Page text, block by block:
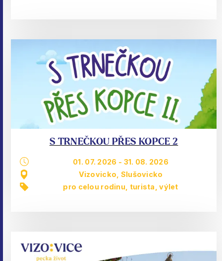
S TRNEČKOU PŘES KOPCE 2
01. 07. 2026 - 31. 08. 2026
Vizovicko, Slušovicko
pro celou rodinu turista ,výlet